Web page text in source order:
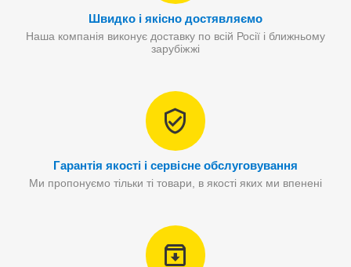
Швидко і якісно достявляємо
Наша компанія виконує доставку по всій Росії і ближньому
зарубіжжі
Гарантія якості і сервісне обслуговування
Ми пропонуємо тільки ті товари, в якості яких ми впенені